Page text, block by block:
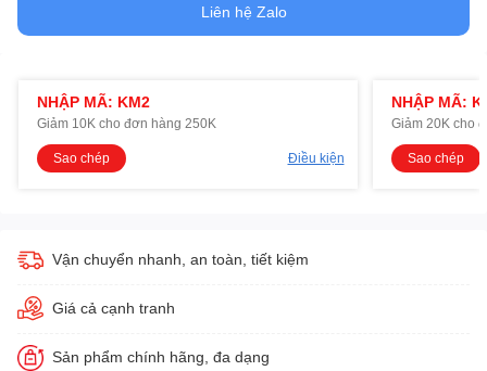
Liên hệ Zalo
NHẬP MÃ: KM2
Giảm 10K cho đơn hàng 250K
Sao chép Điều kiện
NHẬP MÃ:
Giảm 20K cho
Sao chép
Vận chuyển nhanh, an toàn, tiết kiệm
Giá cả cạnh tranh
Sản phẩm chính hãng, đa dạng